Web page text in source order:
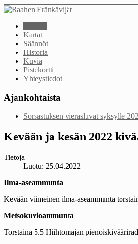
Kartat
Säännöt
Historia
Kuvia
Pistekortti
Yhteystiedot
Ajankohtaista
Sorsastuksen vierasluvat syksylle
Kevään ja kesän 2022
Tietoja
Luotu: 25.04.2022
Ilma-aseammunta
Kevään viimeinen ilma-aseammunta
Metsokuvioammunta
Torstaina 5.5 Hiihtomajan